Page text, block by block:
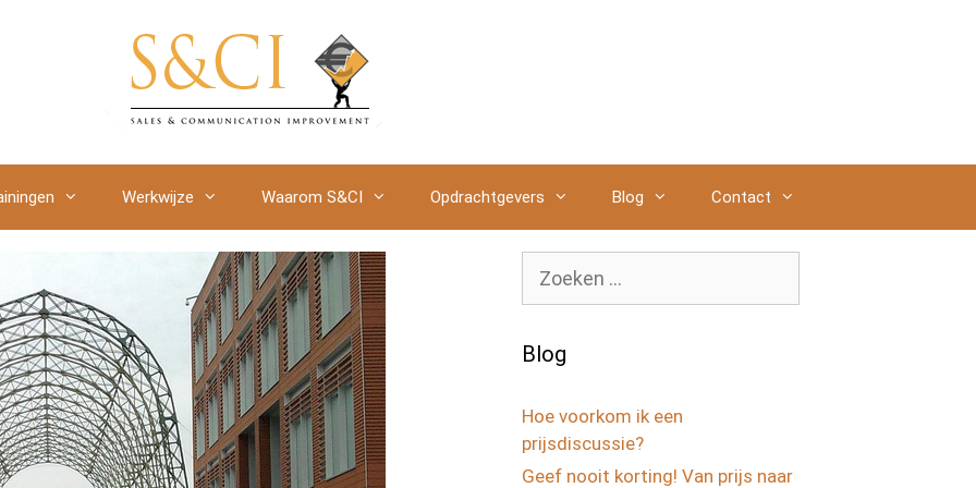
Werkwijze Waarom S&CI Opdrachtgevers Blog Contact
naar:
Blog
Hoe voorkom ik een
prijsdiscussie?
Geef nooit korting! Van prijs naar